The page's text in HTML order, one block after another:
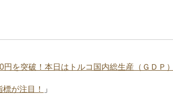
円を突破！本日はトルコ国内総生産（ＧＤＰ
が注目！ 」